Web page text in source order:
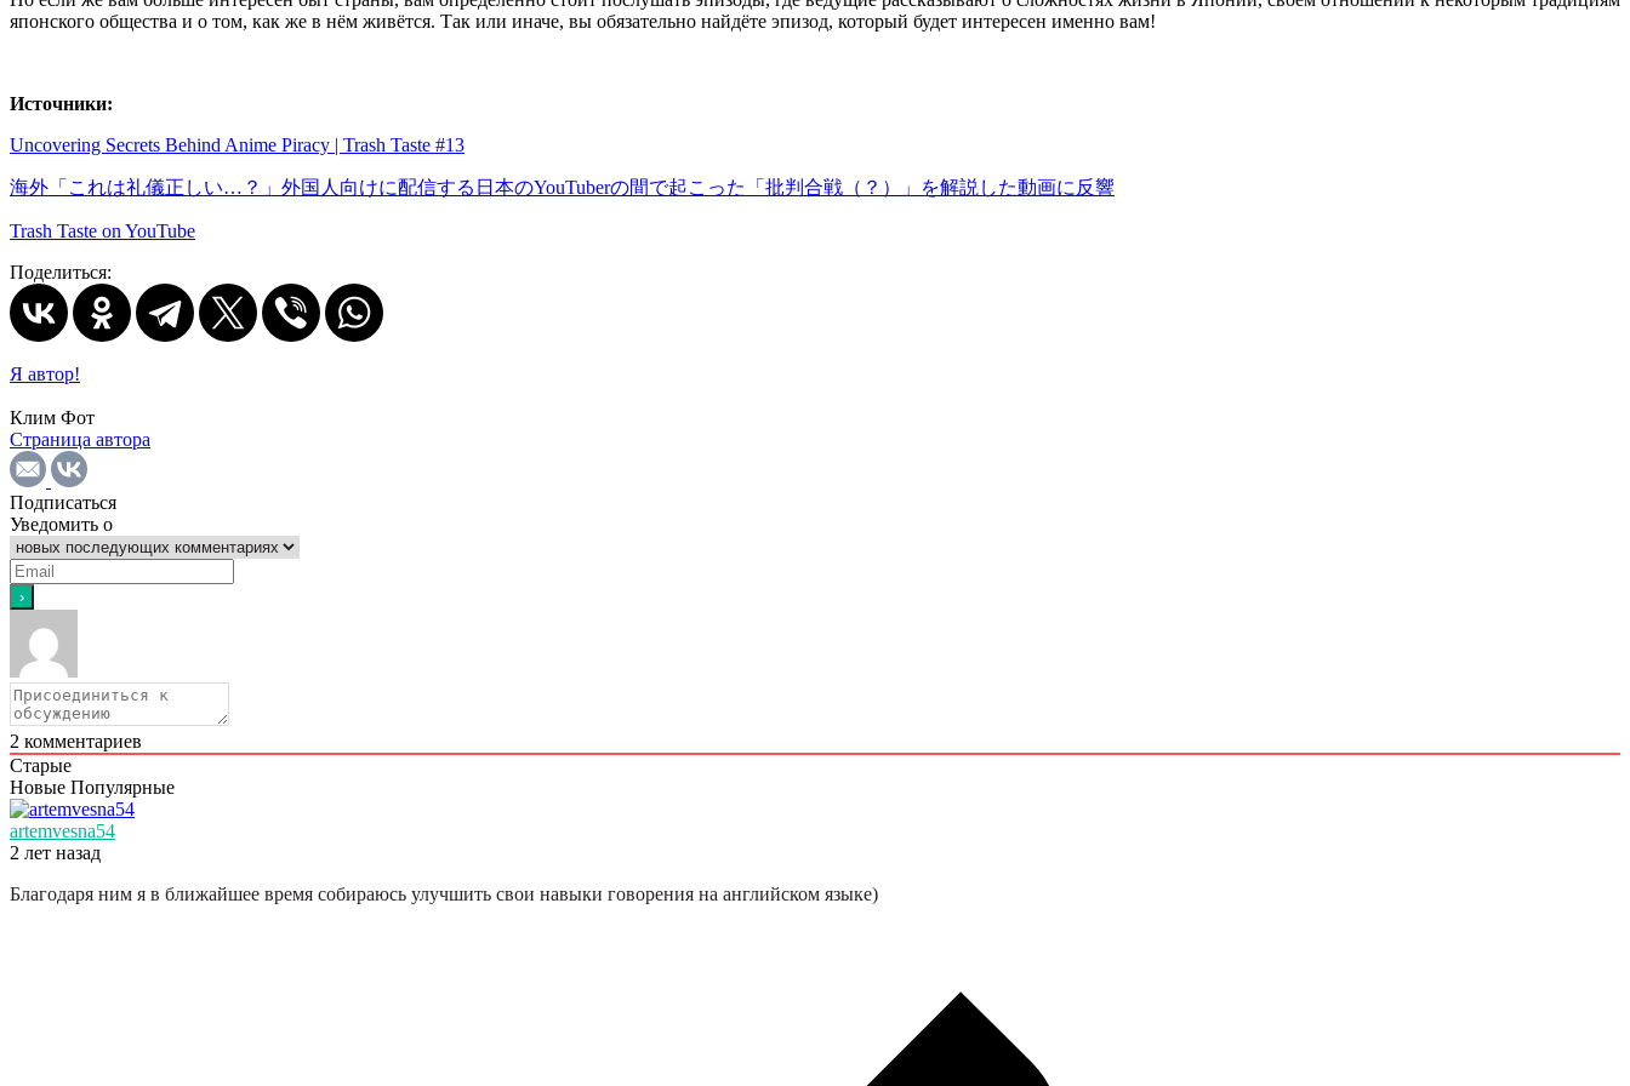
японского общества и о том, как же в нём живётся. Так или иначе, вы обязательно найдёте эпизод, который будет интересен именно вам!
Источники:
Uncovering Secrets Behind Anime Piracy | Trash Taste #13
海外「これは礼儀正しい…？」外国人向けに配信する日本のYouTuberの間で起こった「批判合戦（？）」を解説した動画に反響
Trash Taste on YouTube
Поделиться:
Я автор!
Клим Фот
Страница автора
Подписаться
Уведомить о
2 комментариев
Старые
Новые Популярные
artemvesna54
2 лет назад
Благодаря ним я в ближайшее время собираюсь улучшить свои навыки говорения на английском языке)